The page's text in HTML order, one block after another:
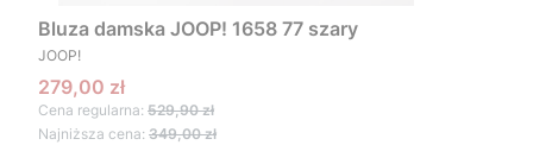
Bluza damska JOOP! 1658 77 szary
PRODUCENT
JOOP!
Cena promocyjna
279,00 zł
Cena regularna: 529,90 zł
Najniższa cena: 349,00 zł